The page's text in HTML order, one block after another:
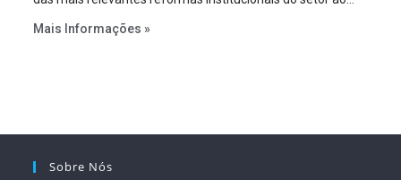
serviços, ampliar a participação da iniciativa privada,
Mais Informações »
Sobre Nós